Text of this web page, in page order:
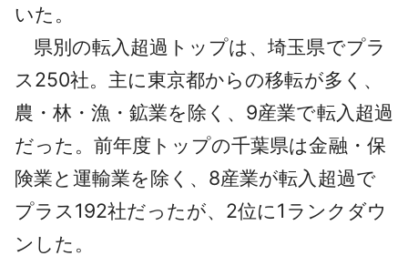
いた。
県別の転入超過トップは、埼玉県でプラ
ス250社。主に東京都からの移転が多く、
農・林・漁・鉱業を除く、9産業で転入超過
だった。前年度トップの千葉県は金融・保
険業と運輸業を除く、8産業が転入超過で
プラス192社だったが、2位に1ランクダウ
ンした。